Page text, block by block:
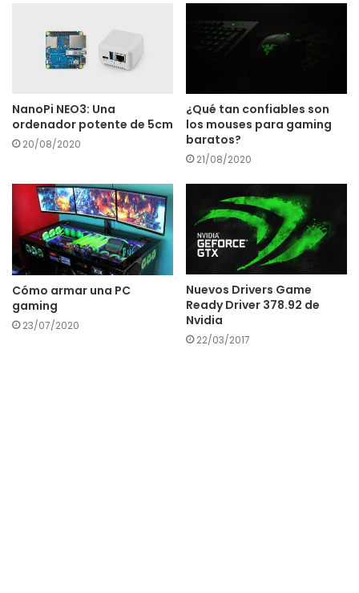
NanoPi NEO3: Una
ordenador potente de 5cm
20/08/2020
¿Qué tan confiables son
los mouses para gaming
baratos?
21/08/2020
Cómo armar una PC
gaming
23/07/2020
Nuevos Drivers Game
Ready Driver 378.92 de
Nvidia
22/03/2017